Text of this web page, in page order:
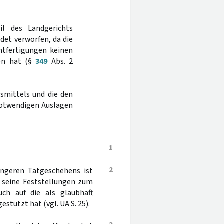
des Landgerichts
verworfen, da die
keinen
hat (§349Abs. 2
und die den
Auslagen
1
2
Tatgeschehens ist
Feststellungen zum
auf die als glaubhaft
hat (vgl. UA S. 25).